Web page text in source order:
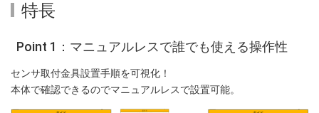
特長
Point 1：マニュアルレスで誰でも使える操作性
センサ取付金具設置手順を可視化！
本体で確認できるのでマニュアルレスで設置可能。